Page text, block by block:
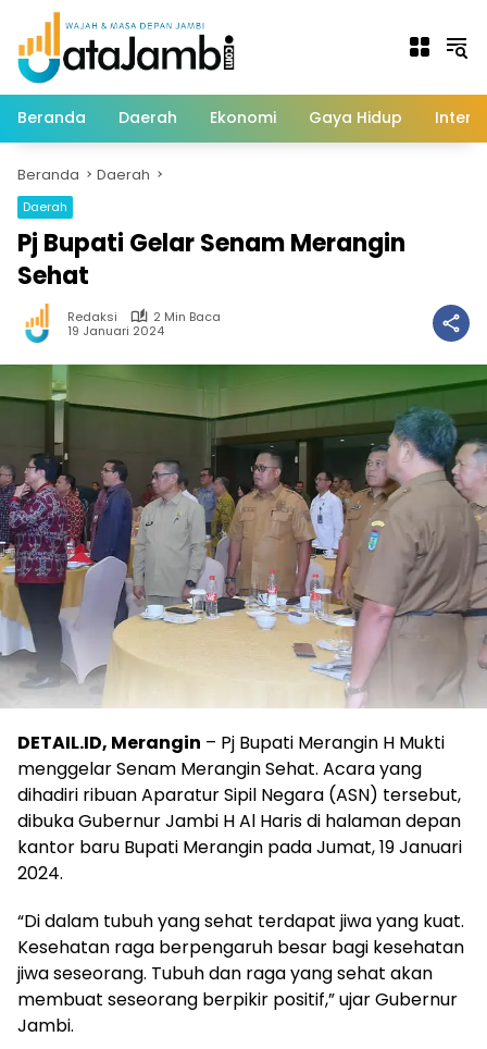
Langsung
konten
Beranda Daerah Ekonomi Gaya Hidup
Beranda Daerah
Daerah
Pj Bupati Gelar Senam Merangin
Sehat
Redaksi
2 Min Baca
19 Januari 2024
DETAIL.ID, Merangin – Pj Bupati Merangin H Mukti
menggelar Senam Merangin Sehat. Acara yang
dihadiri ribuan Aparatur Sipil Negara (ASN) tersebut,
dibuka Gubernur Jambi H Al Haris di halaman depan
kantor baru Bupati Merangin pada Jumat, 19 Januari
2024.
“Di dalam tubuh yang sehat terdapat jiwa yang kuat.
Kesehatan raga berpengaruh besar bagi kesehatan
jiwa seseorang. Tubuh dan raga yang sehat akan
membuat seseorang berpikir positif,” ujar Gubernur
Jambi.